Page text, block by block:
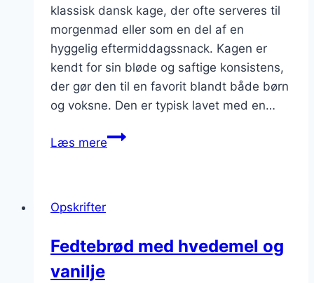
klassisk dansk kage, der ofte serveres til
morgenmad eller som en del af en
hyggelig eftermiddagssnack. Kagen er
kendt for sin bløde og saftige konsistens,
der gør den til en favorit blandt både børn
og voksne. Den er typisk lavet med en…
Læs mereFedtebrød
morgenmad
Opskrifter
Fedtebrød med hvedemel og
vanilje